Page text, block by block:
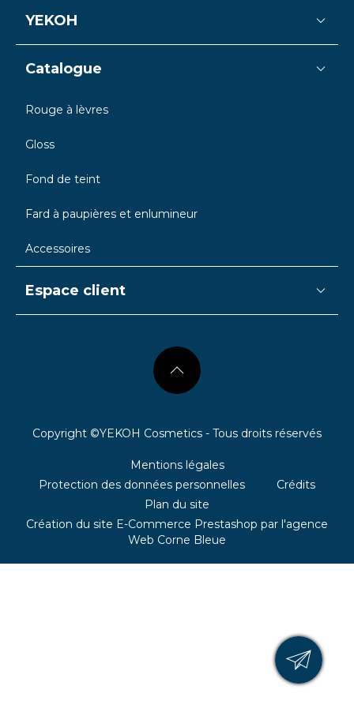
YEKOH
Catalogue
Accessoires
Fard à paupières et enlumineur
Fond de teint
Gloss
Rouge à lèvres
Espace client
Copyright ©YEKOH Cosmetics - Tous droits réservés
Mentions légales
Protection des données personnelles
Crédits
Plan du site
Création du site E-Commerce Prestashop par l'agence
Web Corne Bleue